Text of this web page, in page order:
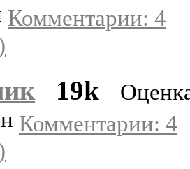
Комментарии: 4
19k
Комментарии: 4